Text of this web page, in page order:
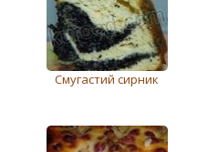
Смугастий сирник